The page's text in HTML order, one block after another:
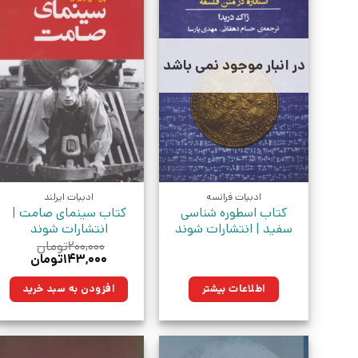
در انبار موجود نمی باشد
ادبیات فرانسه
کتاب اسطوره شناسی
سفید | انتشارات شوند
اطلاعات بیشتر
ادبیات ایرلند
کتاب سینمای صامت |
انتشارات شوند
۲۰۰,۰۰۰تومان
قیمت
۲۰۰,۰۰۰تومان
بود.
۱۴۳,۰۰۰تومانقیمت
۱۴۳,۰۰۰تومان.افزودن به سبد خرید